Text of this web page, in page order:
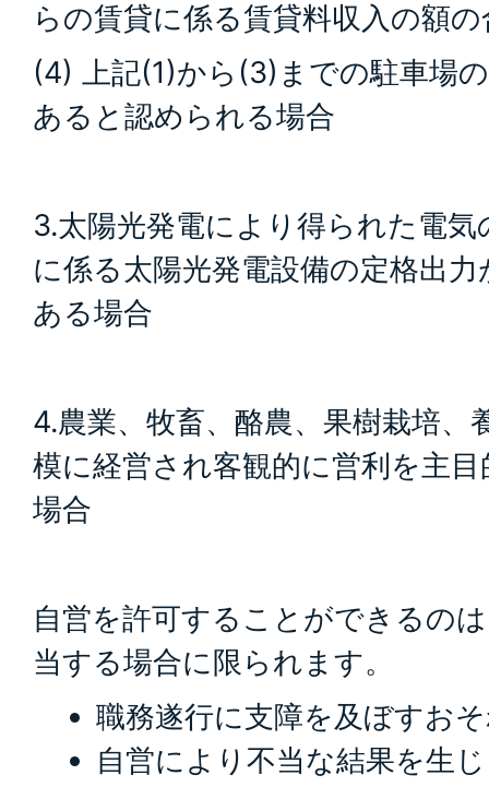
らの賃貸に係る賃貸料収入の額
(4) 上記(1)から(3)までの駐車場
あると認められる場合
3.太陽光発電により得られた電
に係る太陽光発電設備の定格出
ある場合
4.農業、牧畜、酪農、果樹栽培、
模に経営され客観的に営利を主
場合
自営を許可することができるの
当する場合に限られます。
職務遂行に支障を及ぼすお
自営により不当な結果を生